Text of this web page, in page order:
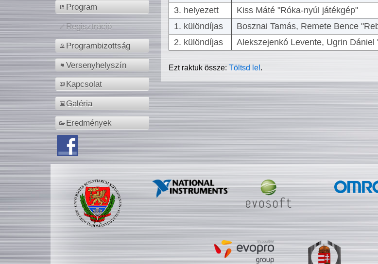
Program
Regisztráció
Programbizottság
Versenyhelyszín
Kapcsolat
Galéria
Eredmények
3. helyezett
Kiss Máté "Róka-nyúl játékgép"
1. különdíjas
Bosznai Tamás, Remete Bence
2. különdíjas
Alekszejenkó Levente, Ugrin
Ezt raktuk össze:Töltsd le!.